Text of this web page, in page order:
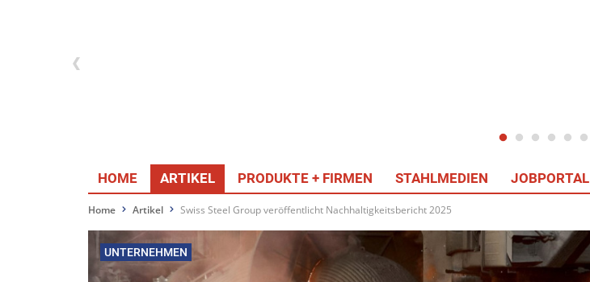
HOME ARTIKEL PRODUKTE + FIRMEN STAHLMEDIEN JOBPORTAL
Home Artikel Swiss Steel Group veröffentlicht Nachhaltigkeitsbericht 2025
UNTERNEHMEN